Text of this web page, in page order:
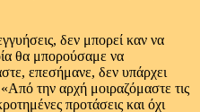
δεν μπορεί καν να
θα μπορούσαμε να
επεσήμανε, δεν υπάρχει
την αρχή μοιραζόμαστε τις
προτάσεις και όχι